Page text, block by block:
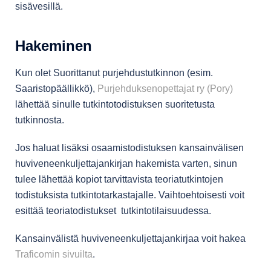
sisävesillä.
Hakeminen
Kun olet Suorittanut purjehdustutkinnon (esim.
Saaristopäällikkö), Purjehduksenopettajat ry (Pory)
lähettää sinulle tutkintotodistuksen suoritetusta
tutkinnosta.
Jos haluat lisäksi osaamistodistuksen kansainvälisen
huviveneenkuljettajankirjan hakemista varten, sinun
tulee lähettää kopiot tarvittavista teoriatutkintojen
todistuksista tutkintotarkastajalle. Vaihtoehtoisesti voit
esittää teoriatodistukset tutkintotilaisuudessa.
Kansainvälistä huviveneenkuljettajankirjaa voit hakea
Traficomin sivuilta.